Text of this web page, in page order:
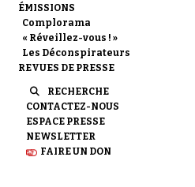
ÉMISSIONS
Complorama
« Réveillez-vous ! »
Les Déconspirateurs
REVUES DE PRESSE
RECHERCHE
CONTACTEZ-NOUS
ESPACE PRESSE
NEWSLETTER
FAIRE UN DON